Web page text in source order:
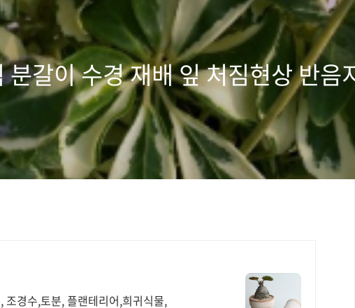
갈이 수경 재배 잎 처짐현상 반음
경수,토분, 플랜테리어,희귀식물,